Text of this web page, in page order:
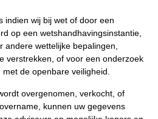
indien wij bij wet of door een
op een wetshandhavingsinstantie,
andere wettelijke bepalingen,
verstrekken, of voor een onderzoek
de openbare veiligheid.
overgenomen, verkocht, of
kunnen uw gegevens